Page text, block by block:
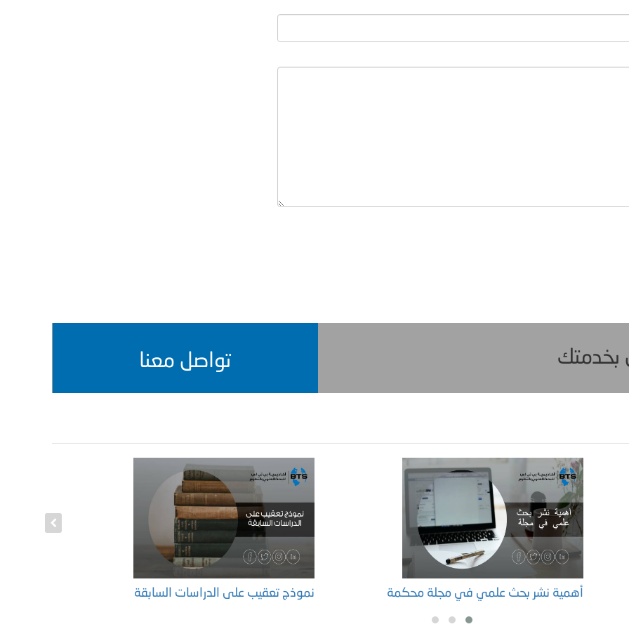
بخدمتك تواصل معنا
أهمية نشر بحث علمي في مجلة محكمة نموذج تعقيب على الدراسات السابقة